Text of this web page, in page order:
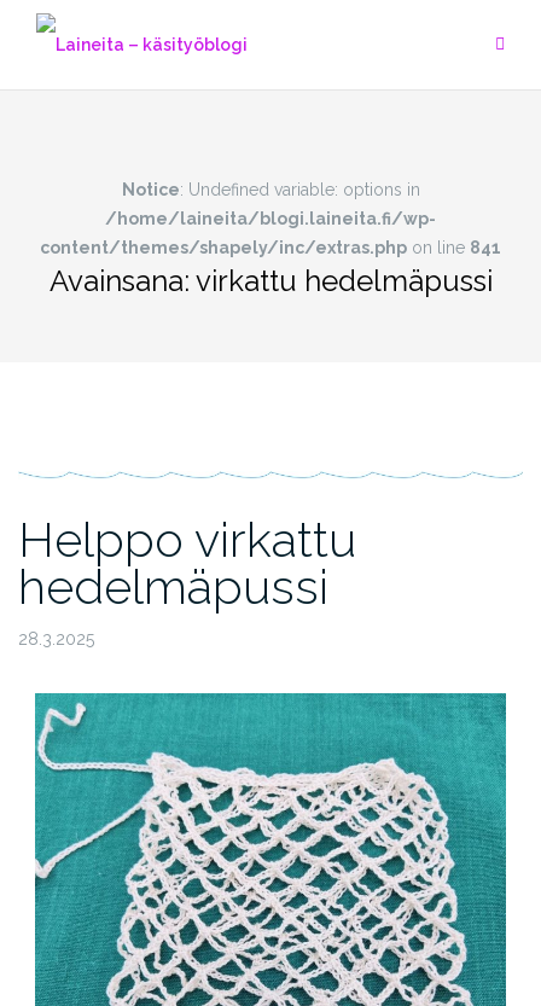
Notice: Undefined variable: options in
/home/laineita/blogi.laineita.fi/wp-
content/themes/shapely/inc/extras.php on line 841
Avainsana: virkattu hedelmäpussi
Helppo virkattu
hedelmäpussi
28.3.2025